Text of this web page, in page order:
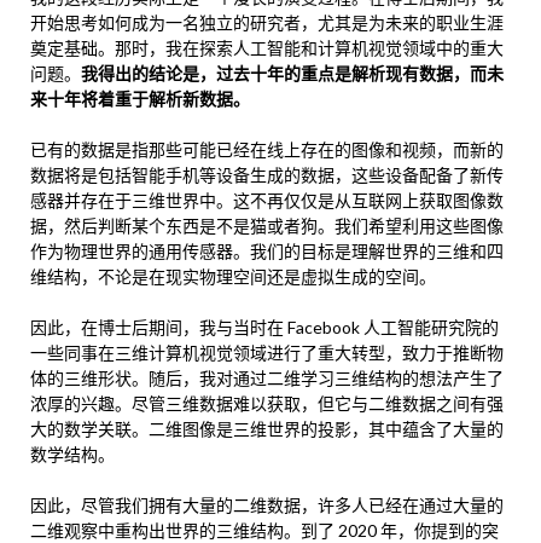
开始思考如何成为一名独立的研究者，尤其是为未来的职业生涯
奠定基础。那时，我在探索人工智能和计算机视觉领域中的重大
问题。 我得出的结论是，过去十年的重点是解析现有数据，而未
来十年将着重于解析新数据。
已有的数据是指那些可能已经在线上存在的图像和视频，而新的
数据将是包括智能手机等设备生成的数据，这些设备配备了新传
感器并存在于三维世界中。这不再仅仅是从互联网上获取图像数
据，然后判断某个东西是不是猫或者狗。我们希望利用这些图像
作为物理世界的通用传感器。我们的目标是理解世界的三维和四
维结构，不论是在现实物理空间还是虚拟生成的空间。
因此，在博士后期间，我与当时在 Facebook 人工智能研究院的
一些同事在三维计算机视觉领域进行了重大转型，致力于推断物
体的三维形状。随后，我对通过二维学习三维结构的想法产生了
浓厚的兴趣。尽管三维数据难以获取，但它与二维数据之间有强
大的数学关联。二维图像是三维世界的投影，其中蕴含了大量的
数学结构。
因此，尽管我们拥有大量的二维数据，许多人已经在通过大量的
二维观察中重构出世界的三维结构。到了 2020 年，你提到的突